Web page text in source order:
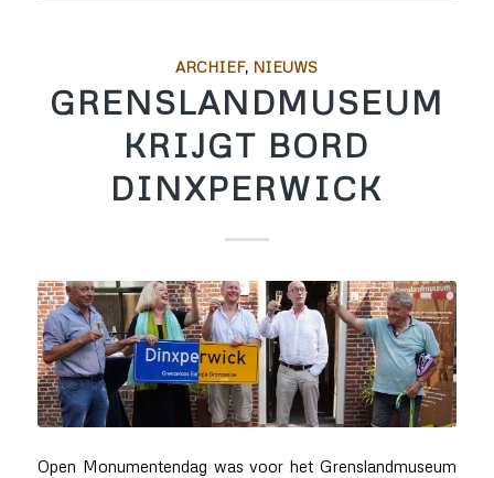
ARCHIEF, NIEUWS
GRENSLANDMUSEUM
KRIJGT BORD
DINXPERWICK
Open Monumentendag was voor het Grenslandmuseum